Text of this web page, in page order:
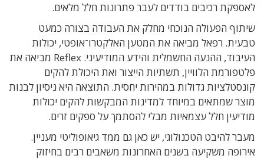
לאספקת רכיבים בודדים לעבר פתרונות חלל מלאים.
שיתוף הפעולה הנוכחי מחלק את העבודה בצורה כמעט
טבעית. רפאל מביאה את המטען האלקטרו־אופטי, יכולות
העיבוד, ההנעה החשמלית והידע המודיעיני. Reflex מביאה את
פלטפורמת הלוויין, תשתיות הייצור ואת היכולת להקים
קונסטלציות גדולות במהירות יחסית. התוצאה היא ניסיון לבנות
מוצר שמתאים במיוחד למדינות המבקשות להקים יכולות
מודיעין חלל עצמאיות מבלי להסתמך על ספקים זרים.
מעבר להיבט הטכנולוגי, יש כאן גם ממד גיאופוליטי מעניין.
אירופה משקיעה בשנים האחרונות משאבים רבים בחיזוק